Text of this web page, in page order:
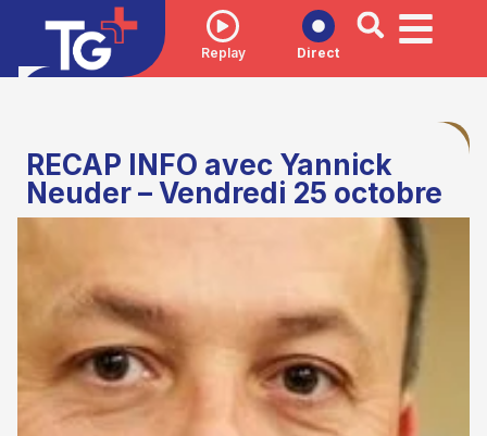
Replay Direct
RECAP INFO avec Yannick
Neuder – Vendredi 25 octobre